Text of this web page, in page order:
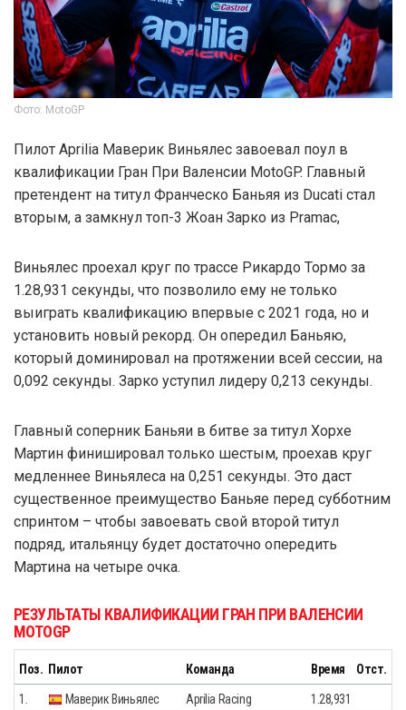
Фото: MotoGP
Пилот Aprilia Маверик Виньялес завоевал поул в
квалификации Гран При Валенсии MotoGP. Главный
претендент на титул Франческо Баньяя из Ducati стал
вторым, а замкнул топ-3 Жоан Зарко из Pramac,
Виньялес проехал круг по трассе Рикардо Тормо за
1.28,931 секунды, что позволило ему не только
выиграть квалификацию впервые с 2021 года, но и
установить новый рекорд. Он опередил Баньяю,
который доминировал на протяжении всей сессии, на
0,092 секунды. Зарко уступил лидеру 0,213 секунды.
Главный соперник Баньяи в битве за титул Хорхе
Мартин финишировал только шестым, проехав круг
медленнее Виньялеса на 0,251 секунды. Это даст
существенное преимущество Баньяе перед субботним
спринтом – чтобы завоевать свой второй титул
подряд, итальянцу будет достаточно опередить
Мартина на четыре очка.
РЕЗУЛЬТАТЫ КВАЛИФИКАЦИИ ГРАН ПРИ ВАЛЕНСИИ
MOTOGP
Поз. Пилот Команда Время Отст.
1. Маверик Виньялес Aprilia Racing 1.28,931